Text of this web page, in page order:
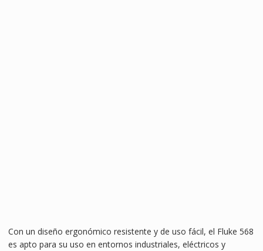
Con un diseño ergonómico resistente y de uso fácil, el Fluke 568
es apto para su uso en entornos industriales, eléctricos y